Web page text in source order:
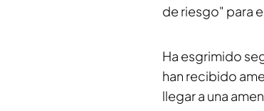
de riesgo" para
Ha esgrimido
han recibido
llegar a una